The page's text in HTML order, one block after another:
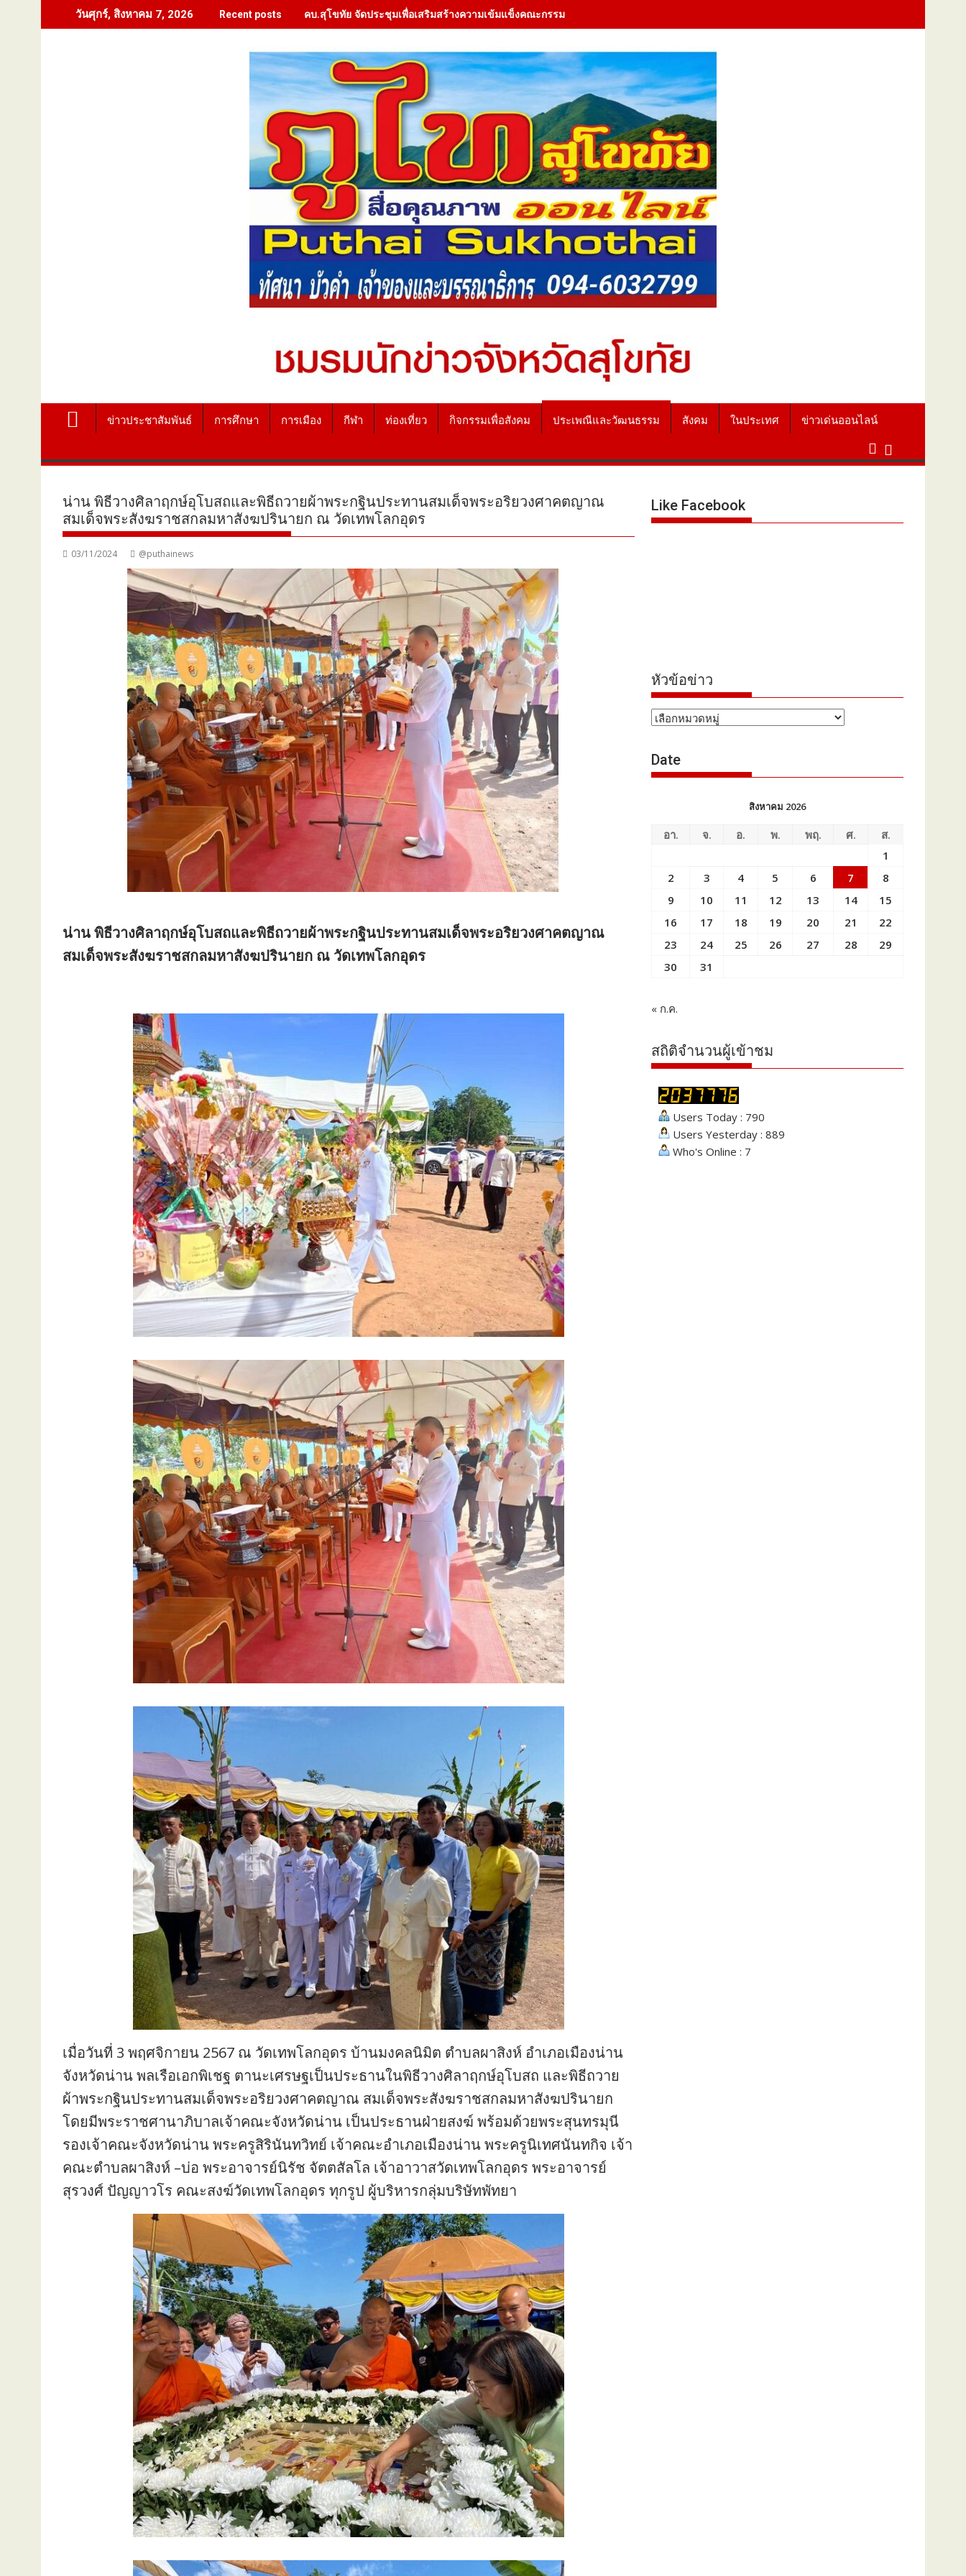
to
วันศุกร์, สิงหาคม 7, 2026 Recent posts คบ.สุโขทัย จัดประชุมเพื่อเสริมสร้างความเข้มแข็งคณะกรรมการ (JMC) ในการบริหารจัดการน้ำชลประทานของโครงการ ประจำปึงบประมาณ พ.ศ. 2569
ข่าวประชาสัมพันธ์ การศึกษา การเมือง กีฬา ท่องเที่ยว กิจกรรมเพื่อสังคม ประเพณีและวัฒนธรรม สังคม ในประเทศ ข่าวเด่นออนไลน์
น่าน พิธีวางศิลาฤกษ์อุโบสถและพิธีถวายผ้าพระกฐินประทานสมเด็จพระอริยวงศาคตญาณ
สมเด็จพระสังฆราชสกลมหาสังฆปรินายก ณ วัดเทพโลกอุดร
03/11/2024 @puthainews
น่าน พิธีวางศิลาฤกษ์อุโบสถและพิธีถวายผ้าพระกฐินประทานสมเด็จพระอริยวงศาคตญาณ
สมเด็จพระสังฆราชสกลมหาสังฆปรินายก ณ วัดเทพโลกอุดร
เมื่อวันที่ 3 พฤศจิกายน 2567 ณ วัดเทพโลกอุดร บ้านมงคลนิมิต ตำบลผาสิงห์ อำเภอเมืองน่าน
จังหวัดน่าน พลเรือเอกพิเชฐ ตานะเศรษฐเป็นประธานในพิธีวางศิลาฤกษ์อุโบสถ และพิธีถวาย
ผ้าพระกฐินประทานสมเด็จพระอริยวงศาคตญาณ สมเด็จพระสังฆราชสกลมหาสังฆปรินายก
โดยมีพระราชศานาภิบาลเจ้าคณะจังหวัดน่าน เป็นประธานฝ่ายสงฆ์ พร้อมด้วยพระสุนทรมุนี
รองเจ้าคณะจังหวัดน่าน พระครูสิรินันทวิทย์ เจ้าคณะอำเภอเมืองน่าน พระครูนิเทศนันทกิจ เจ้า
คณะตำบลผาสิงห์ –บ่อ พระอาจารย์นิรัช จัตตสัลโล เจ้าอาวาสวัดเทพโลกอุดร พระอาจารย์
สุรวงศ์ ปัญญาวโร คณะสงฆ์วัดเทพโลกอุดร ทุกรูป ผู้บริหารกลุ่มบริษัทพัทยา
Like Facebook
หัวข้อข่าว
หัวข้อ
Date
สิงหาคม 2026
อา. จ. อ. พ. พฤ. ศ.
ส.
1
2
3 4 5 6 7
8
9
10 11 12 13 14
15
16
17 18 19 20 21
22
23
24 25 26 27 28
29
30
31
« ก.ค.
สถิติจำนวนผู้เข้าชม
Users Today : 790
Users Yesterday : 889
Who's Online : 7